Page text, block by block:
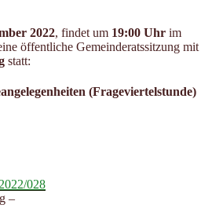
2022, findet um 19:00 Uhr im
öffentliche Gemeinderatssitzung mit
statt:
(Frageviertelstunde)
028
–